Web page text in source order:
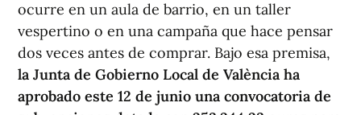
ocurre en un aula de barrio, en un taller
vespertino o en una campaña que hace pensar
dos veces antes de comprar. Bajo esa premisa,
la Junta de Gobierno Local de València ha
aprobado este 12 de junio una convocatoria de